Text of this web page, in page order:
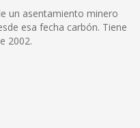
un asentamiento minero
esa fecha carbón. Tiene
2002.